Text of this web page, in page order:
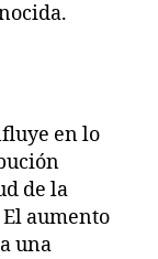
en lo
de la
aumento
una